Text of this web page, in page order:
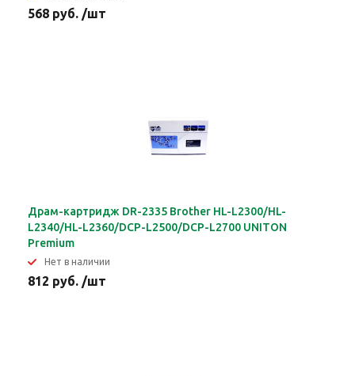
568 руб. /шт
Драм-картридж DR-2335 Brother HL-L2300/HL-
L2340/HL-L2360/DCP-L2500/DCP-L2700 UNITON
Premium
Нет в наличии
812 руб. /шт